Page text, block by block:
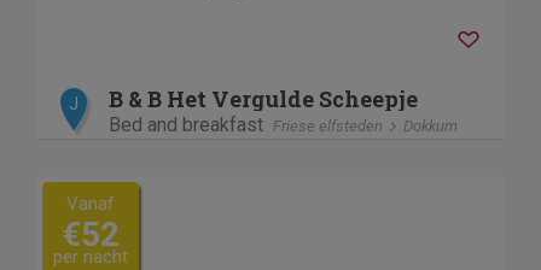
J B & B Het Vergulde Scheepje
Bed and breakfast Friese elfsteden Dokkum
Vanaf
€52
per nacht